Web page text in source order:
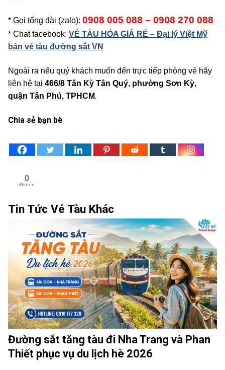
* Gọi tổng đài (zalo): 0908 005 088 – 0908 270 088
* Chat facebook: VÉ TÀU HỎA GIÁ RẺ – Đại lý Việt Mỹ
bán vé tàu đường sắt VN
Ngoài ra nếu quý khách muốn đến trực tiếp phòng vé hãy
liên hệ tại 466/8 Tân Kỳ Tân Quý, phường Sơn Kỳ,
quận Tân Phú, TPHCM.
Chia sẻ bạn bè
0
Shares
Tin Tức Vé Tàu Khác
Đường sắt tăng tàu đi Nha Trang và Phan
Thiết phục vụ du lịch hè 2026